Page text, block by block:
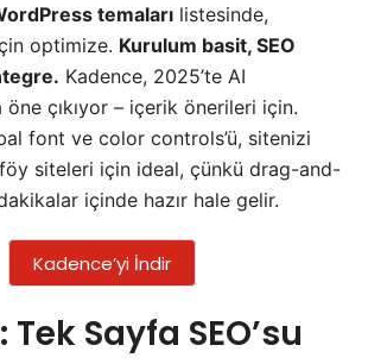
temaları listesinde,
optimize. Kurulum basit, SEO
Kadence, 2025’te AI
çıkıyor – içerik önerileri için.
font ve color controls’ü, sitenizi
siteleri için ideal, çünkü drag-and-
içinde hazır hale gelir.
Kadence’yi İndir
Sayfa SEO’su